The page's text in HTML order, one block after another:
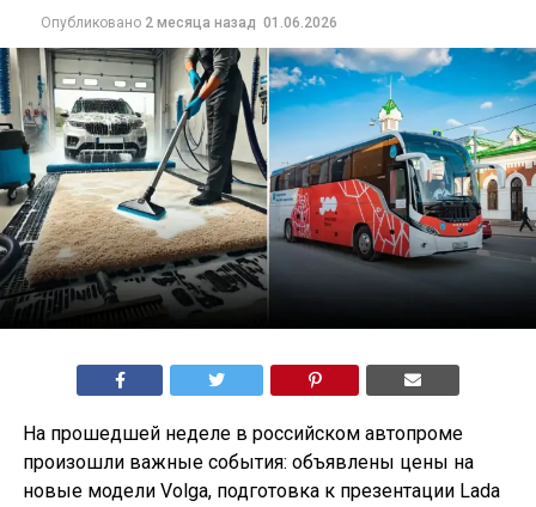
Опубликовано 2 месяца назад 01.06.2026
На прошедшей неделе в российском автопроме
произошли важные события: объявлены цены на
новые модели Volga, подготовка к презентации Lada